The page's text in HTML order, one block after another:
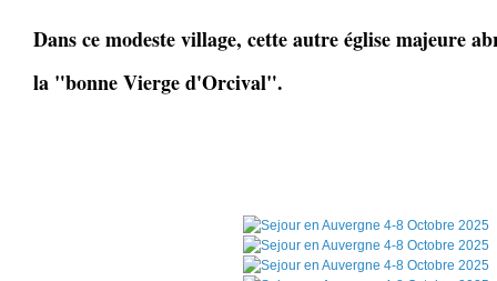
Dans ce modeste village, cette autre église majeure
la "bonne Vierge d'Orcival".